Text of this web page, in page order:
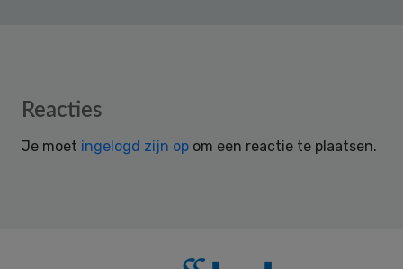
Reader
Reacties
Je moet ingelogd zijn op om een reactie te plaatsen.